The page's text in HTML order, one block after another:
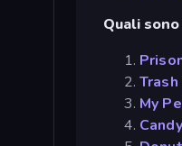
Quali
My